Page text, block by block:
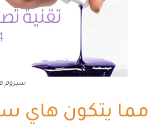
سيروم
مما يتكون هاي